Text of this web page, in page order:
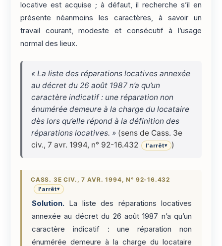
locative est acquise ; à défaut, il recherche s’il en
présente néanmoins les caractères, à savoir un
travail courant, modeste et consécutif à l’usage
normal des lieux.
« La liste des réparations locatives annexée
au décret du 26 août 1987 n’a qu’un
caractère indicatif : une réparation non
énumérée demeure à la charge du locataire
dès lors qu’elle répond à la définition des
réparations locatives. » (sens de Cass. 3e
civ., 7 avr. 1994, n° 92-16.432
l'arrêt▾ )
CASS. 3E CIV., 7 AVR. 1994, N° 92-16.432
l'arrêt▾
Solution. La liste des réparations locatives
annexée au décret du 26 août 1987 n’a qu’un
caractère indicatif : une réparation non
énumérée demeure à la charge du locataire